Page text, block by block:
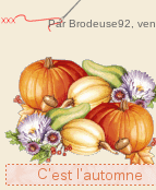
Par Brodeuse92,